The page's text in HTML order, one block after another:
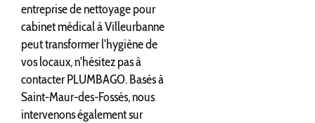
entreprise de nettoyage pour
cabinet médical à Villeurbanne
peut transformer l'hygiène de
vos locaux, n'hésitez pas à
contacter PLUMBAGO. Basés à
Saint-Maur-des-Fossés, nous
intervenons également sur